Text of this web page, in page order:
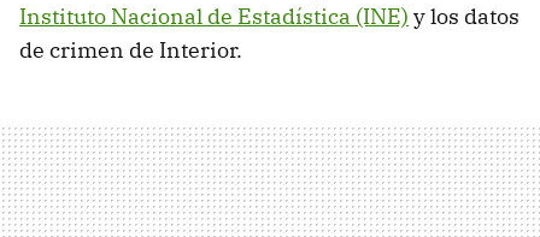
Instituto Nacional de Estadística (INE) y los datos
de crimen de Interior.